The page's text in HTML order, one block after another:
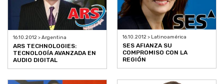
16.10.2012 > Argentina
ARS TECHNOLOGIES:
TECNOLOGÍA AVANZADA EN
AUDIO DIGITAL
16.10.2012 > Latinoamérica
SES AFIANZA SU
COMPROMISO CON LA
REGIÓN